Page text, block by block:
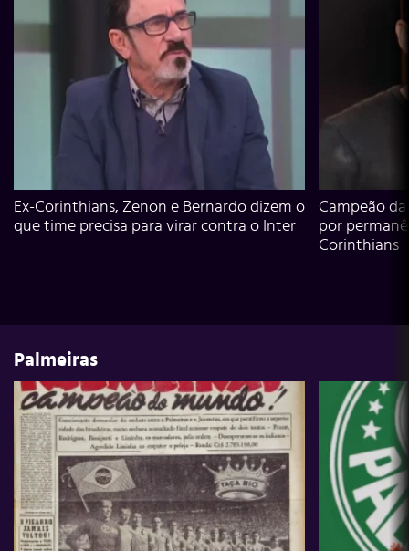
Ex-Corinthians, Zenon e Bernardo dizem o
que time precisa para virar contra o Inter
Campeão
por
Corinthians
Palmeiras